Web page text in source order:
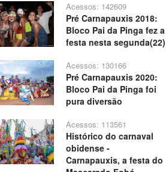
Acessos: 142609
Pré Carnapauxis 2018:
Bloco Pai da Pinga fez a
festa nesta segunda(22)
Acessos: 130166
Pré Carnapauxis 2020:
Bloco Pai da Pinga foi
pura diversão
Acessos: 113561
Histórico do carnaval
obidense -
Carnapauxis, a festa do